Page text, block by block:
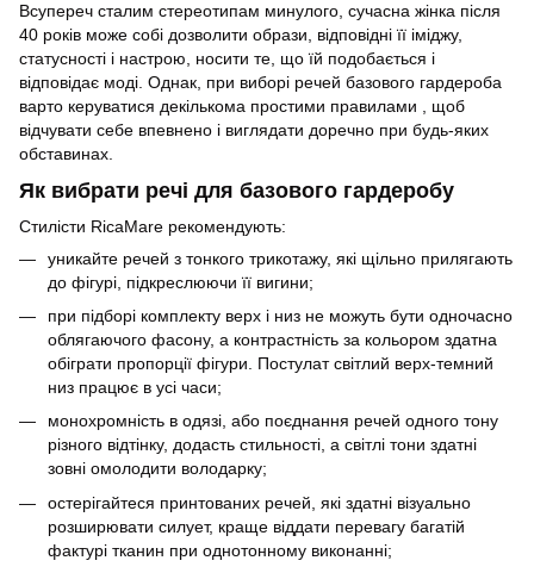
Всупереч сталим стереотипам минулого, сучасна жінка після
40 років може собі дозволити образи, відповідні її іміджу,
статусності і настрою, носити те, що їй подобається і
відповідає моді. Однак, при виборі речей базового гардероба
варто керуватися декількома простими правилами
, щоб
відчувати себе впевнено і виглядати доречно при будь-яких
обставинах.
Як вибрати речі для базового гардеробу
Стилісти RicaMare рекомендують:
уникайте речей з тонкого трикотажу, які щільно прилягають
до фігурі, підкреслюючи її вигини;
при підборі комплекту верх і низ не можуть бути одночасно
облягаючого фасону, а контрастність за кольором здатна
обіграти пропорції фігури. Постулат світлий верх-темний
низ працює в усі часи;
монохромність в одязі, або поєднання речей одного тону
різного відтінку, додасть стильності, а світлі тони здатні
зовні омолодити володарку;
остерігайтеся принтованих речей, які здатні візуально
розширювати силует, краще віддати перевагу багатій
фактурі тканин при однотонному виконанні;